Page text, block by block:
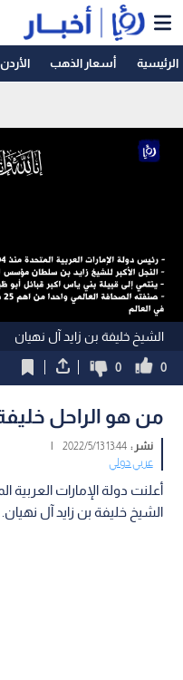
الرئيسية أسعار الذهب الأردن
الشيخ خليفة بن زايد آل نهيان
0
0
من هو الراحل
نشر :13:44 2022/5/13
|
عربي دولي
أعلنت دولة الإمارات العربية
الشيخ خليفة بن زايد آل نهيان.